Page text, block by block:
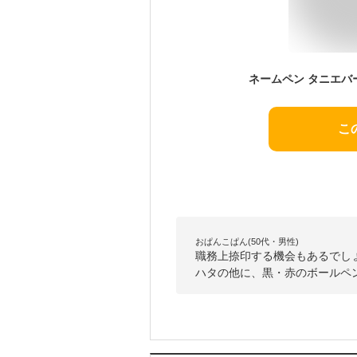
こ
おぱんこぱん(50代・男性)
職務上捺印する機会もあるで
ハタの他に、黒・赤のボール